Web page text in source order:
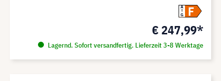
A
G
F
€ 247,99*
Lagernd. Sofort versandfertig. Lieferzeit 3-8 Werktage